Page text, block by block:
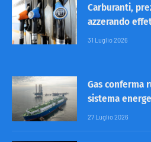
Carburanti,
azzerando
31 Luglio 2026
Gas conferma
sistema
27 Luglio 2026